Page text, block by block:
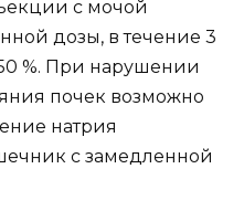
с мочой
дозы, в течение 3
%. При нарушении
почек возможно
натрия
с замедленной